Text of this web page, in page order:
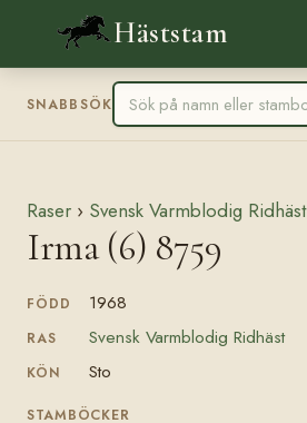
Häststam
SNABBSÖK
Raser › Svensk Varmblodig Ridhäst
Irma (6) 8759
FÖDD 1968
RAS Svensk Varmblodig Ridhäst
KÖN Sto
STAMBÖCKER